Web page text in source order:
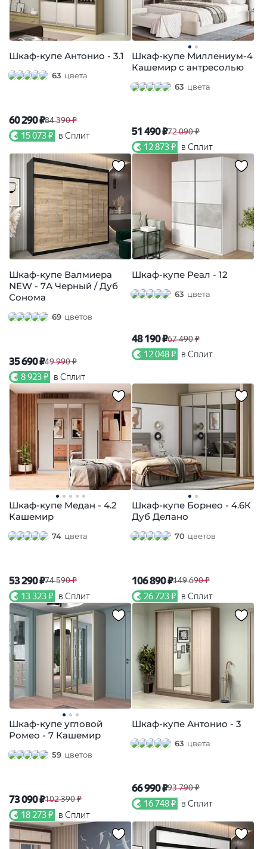
Шкаф-купе Антонио - 3.1
63 цвета
60 290 ₽84 390 ₽
15 073 ₽ в Сплит
Шкаф-купе Миллениум-4
Кашемир с антресолью
63 цвета
51 490 ₽72 090 ₽
12 873 ₽ в Сплит
Шкаф-купе Валмиера
NEW - 7А Черный / Дуб
Сонома
69 цветов
35 690 ₽49 990 ₽
8 923 ₽ в Сплит
Шкаф-купе Реал - 12
63 цвета
48 190 ₽67 490 ₽
12 048 ₽ в Сплит
Шкаф-купе Медан - 4.2
Кашемир
74 цвета
53 290 ₽74 590 ₽
13 323 ₽ в Сплит
Шкаф-купе Борнео - 4.6К
Дуб Делано
70 цветов
106 890 ₽149 690 ₽
26 723 ₽ в Сплит
Шкаф-купе угловой
Ромео - 7 Кашемир
59 цветов
73 090 ₽102 390 ₽
18 273 ₽ в Сплит
Шкаф-купе Антонио - 3
63 цвета
66 990 ₽93 790 ₽
16 748 ₽ в Сплит